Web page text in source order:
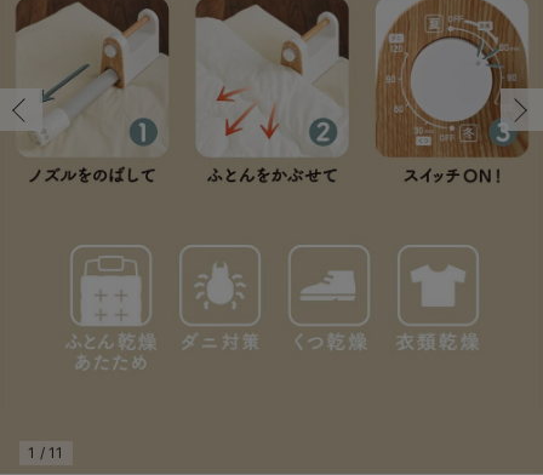
ベビー ブルマ
ベビー スカート
ベビートップス
ベビー セットアップ
スタイ・よだれかけ（新生児・ベビー）
ベビー帽子（新生児・乳児）
ベビー 雑貨 小物
ベビー安全グッズ
ベビーおもちゃ
授乳・調乳・お食事
赤ちゃん 洗剤・洗濯用品・お掃除
おむつ関連グッズ
ベビーの動物なりきり特集
ベビー 夏のお役立ちグッズ特集
【素材別】ベビーロンパース特集
【アウトレット】パジャマ
【アウトレット】インナー
【アウトレット】ベビー
コットン素材
冷房対策
接触冷感素材
ブラトップ
快適機能ウェア特集 トップス
快適機能ウェア特集 パジャマ
スカート
パジャマ
インナー
ベビー
MAX55%OFF ブラック
オフィス
きれいめ美脚パンツ派
ツィード派
王道シンプル派
短肌着
セット
快適ウェア10%OFF
ジャンパースカート/
ワーク・オフィス
カジュアル
あったかアイテム｜
10,001円（税込）〜
女の子におススメの
男の子におススメの
もらって嬉しいギフト
何枚あっても嬉しい
保温&リカバリー
レギンス・タイツ
カップ付きインナー
裏起毛素材
【冬のあったか特集
1 / 11